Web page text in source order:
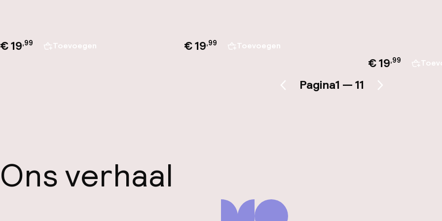
€ 19,99 Toevoegen € 19,99 Toevoegen
€ 19,99
Vorige pagina
Pagina1 — 11 Volgende pagina
Ons verhaal